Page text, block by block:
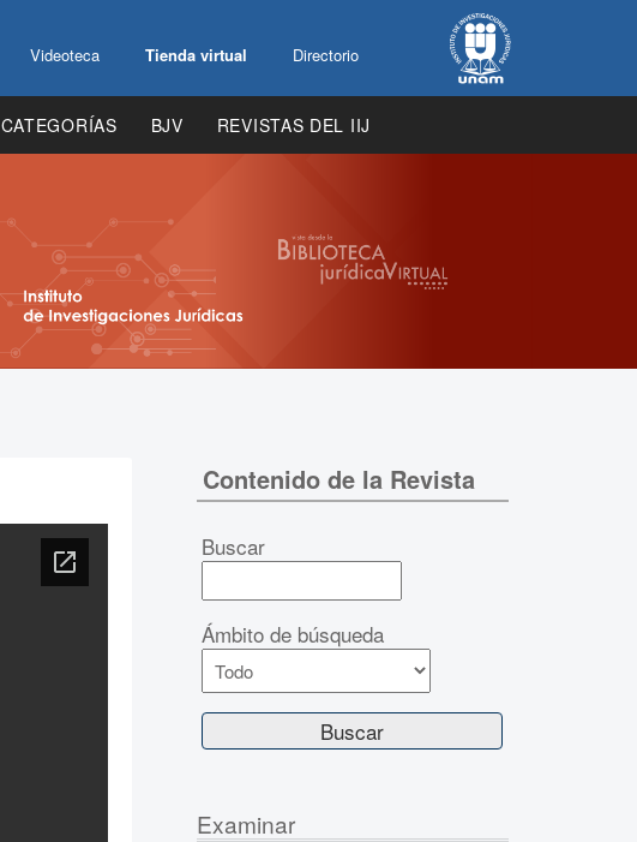
Videoteca Tienda virtual Directorio
CATEGORÍAS BJV REVISTAS DEL IIJ
Contenido de la Revista
Buscar
Ámbito de búsqueda
Examinar